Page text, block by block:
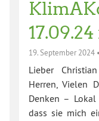
19. September 2024 •
Lieber
Herren, Vielen
Denken –
dass sie mich